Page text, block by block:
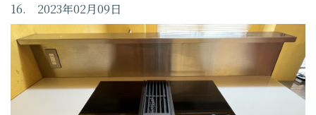
16. 2023年02月09日